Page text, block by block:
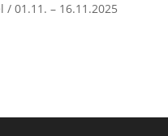
01.11. – 16.11.2025